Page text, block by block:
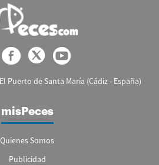
Puerto de Santa María (Cádiz - España)
misPeces
Quienes Somos
Publicidad